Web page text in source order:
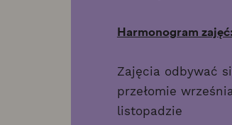
Harmonogram zajęć:
Zajęcia odbywać
przełomie
listopadzie